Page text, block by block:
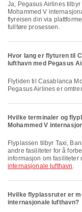
Ja, Pegasus Airlines tilbyr online innsjekking for flyreiser til Casablanca
Mohammed V
flyreisen din via
fullføre prosessen.
Hvor lang er flyturen til
lufthavn med Pegasus
Flytiden til Casablanca Mohammed V internasjonale lufthavn (CMN) med
Pegasus Airlines er
Hvilke terminaler og
Mohammed V
Flyplassen tilbyr Taxi, Banktjeneste/minibank, Klinikk og apotek og mange
andre fasiliteter for å
informasjon om fasiliteter
internasjonale lufthavn.
Hvilke flyplassruter er
internasjonale lufthavn?